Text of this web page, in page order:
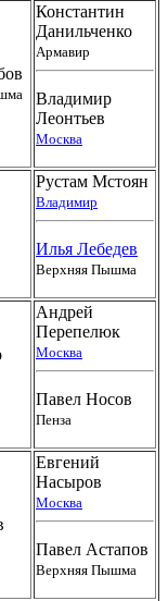
Константин
Данильченко
Армавир
Владимир
Леонтьев
Москва
Рустам Мстоян
Владимир
Илья Лебедев
Верхняя Пышма
Андрей
Перепелюк
Москва
Павел Носов
Пенза
Евгений
Насыров
Москва
Павел Астапов
Верхняя Пышма